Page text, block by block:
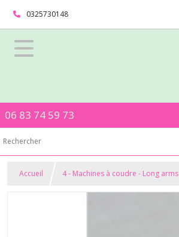
0325730148
06 83 74 59 73
Accueil 4 - Machines à coudre - Long arms